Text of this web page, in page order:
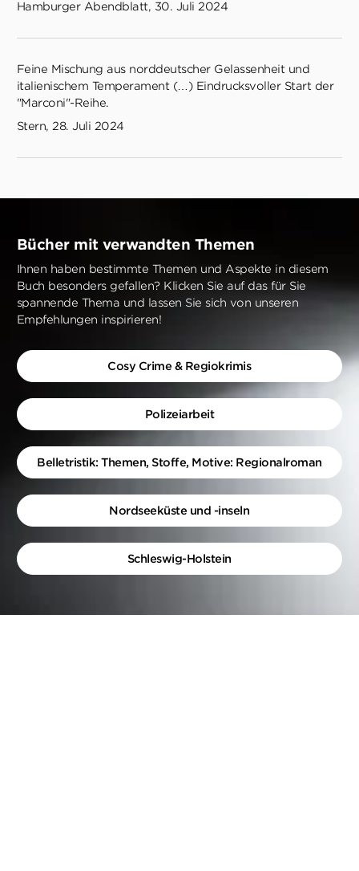
Hamburger Abendblatt, 30. Juli 2024
Feine Mischung aus norddeutscher Gelassenheit und
italienischem Temperament (…) Eindrucksvoller Start der
"Marconi"-Reihe.
Stern, 28. Juli 2024
Bücher mit verwandten Themen
Ihnen haben bestimmte Themen und Aspekte in diesem
Buch besonders gefallen? Klicken Sie auf das für Sie
spannende Thema und lassen Sie sich von unseren
Empfehlungen inspirieren!
Cosy Crime & Regiokrimis
Polizeiarbeit
Belletristik: Themen, Stoffe, Motive: Regionalroman
Nordseeküste und -inseln
Schleswig-Holstein